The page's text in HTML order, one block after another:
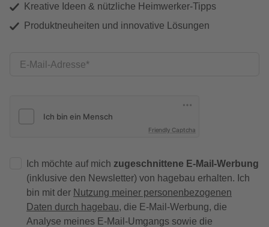
Kreative Ideen & nützliche Heimwerker-Tipps
Produktneuheiten und innovative Lösungen
E-Mail-Adresse
Friendly Captcha
Ich möchte auf mich zugeschnittene E-Mail-Werbung
(inklusive den Newsletter) von hagebau erhalten. Ich
bin mit der Nutzung meiner personenbezogenen
Daten durch hagebau, die E-Mail-Werbung, die
Analyse meines E-Mail-Umgangs sowie die